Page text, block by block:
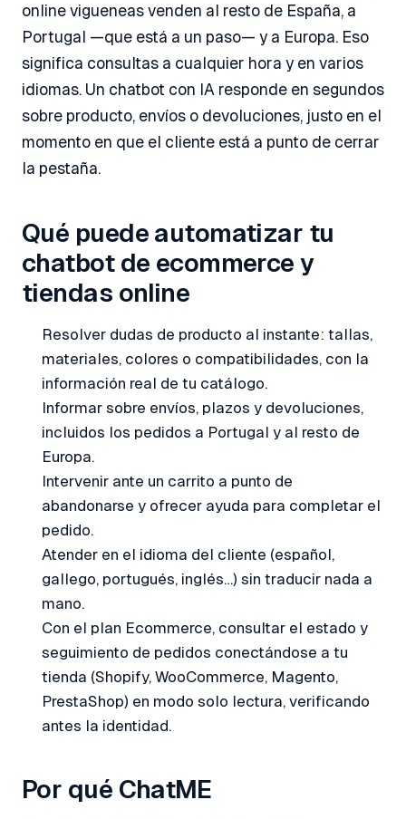
online vigueneas venden al resto de España, a
Portugal —que está a un paso— y a Europa. Eso
significa consultas a cualquier hora y en varios
idiomas. Un chatbot con IA responde en segundos
sobre producto, envíos o devoluciones, justo en el
momento en que el cliente está a punto de cerrar
la pestaña.
Qué puede automatizar tu
chatbot de ecommerce y
tiendas online
Resolver dudas de producto al instante: tallas,
materiales, colores o compatibilidades, con la
información real de tu catálogo.
Informar sobre envíos, plazos y devoluciones,
incluidos los pedidos a Portugal y al resto de
Europa.
Intervenir ante un carrito a punto de
abandonarse y ofrecer ayuda para completar el
pedido.
Atender en el idioma del cliente (español,
gallego, portugués, inglés…) sin traducir nada a
mano.
Con el plan Ecommerce, consultar el estado y
seguimiento de pedidos conectándose a tu
tienda (Shopify, WooCommerce, Magento,
PrestaShop) en modo solo lectura, verificando
antes la identidad.
Por qué ChatME